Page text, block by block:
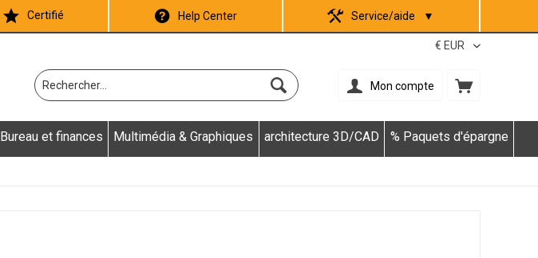
Certifié Help Center Service/aide ▼
Mon compte
Bureau et finances Multimédia & Graphiques architecture 3D/CAD % Paquets d'épargne